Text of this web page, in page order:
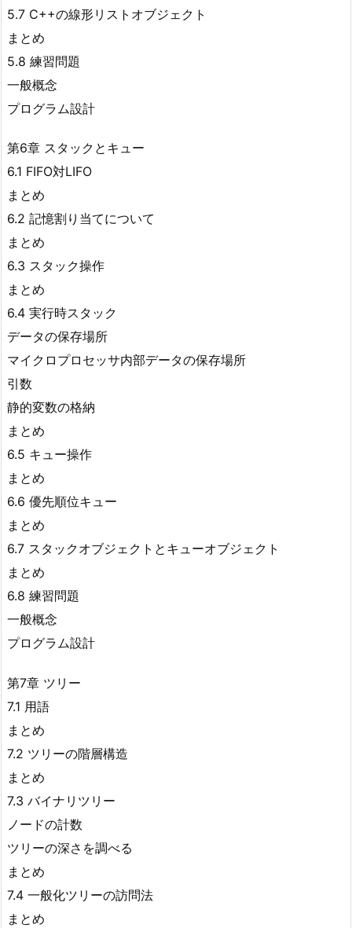
5.7 C++の線形リストオブジェクト
まとめ
5.8 練習問題
一般概念
プログラム設計
第6章 スタックとキュー
6.1 FIFO対LIFO
まとめ
6.2 記憶割り当てについて
まとめ
6.3 スタック操作
まとめ
6.4 実行時スタック
データの保存場所
マイクロプロセッサ内部データの保存場所
引数
静的変数の格納
まとめ
6.5 キュー操作
まとめ
6.6 優先順位キュー
まとめ
6.7 スタックオブジェクトとキューオブジェクト
まとめ
6.8 練習問題
一般概念
プログラム設計
第7章 ツリー
7.1 用語
まとめ
7.2 ツリーの階層構造
まとめ
7.3 バイナリツリー
ノードの計数
ツリーの深さを調べる
まとめ
7.4 一般化ツリーの訪問法
まとめ